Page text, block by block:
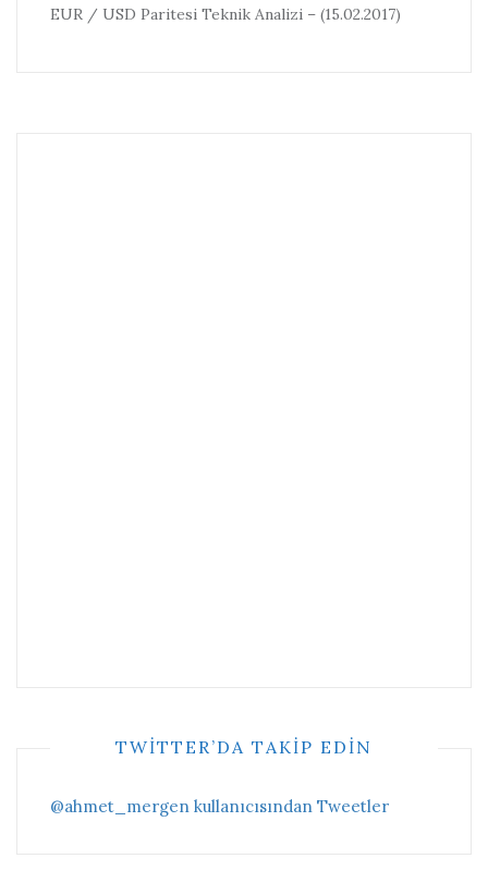
EUR / USD Paritesi Teknik Analizi – (15.02.2017)
TWITTER’DA TAKIP EDIN
@ahmet_mergen kullanıcısından Tweetler